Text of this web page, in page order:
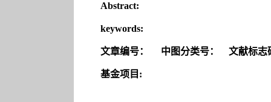
Abstract:
keywords:
文章编号： 中图分类号： 文献标志
基金项目: